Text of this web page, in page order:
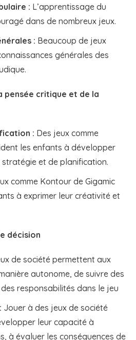
: L’apprentissage du
dans de nombreux jeux.
: Beaucoup de jeux
générales des
pensée critique et de la
: Des jeux comme
les enfants à développer
et de planification.
comme Kontour de Gigamic
à exprimer leur créativité et
décision
de société permettent aux
autonome, de suivre des
responsabilités dans le jeu
Jouer à des jeux de société
leur capacité à
à évaluer les conséquences de